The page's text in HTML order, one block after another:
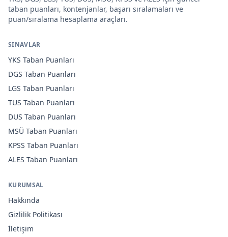
taban puanları, kontenjanlar, başarı sıralamaları ve
puan/sıralama hesaplama araçları.
SINAVLAR
YKS Taban Puanları
DGS Taban Puanları
LGS Taban Puanları
TUS Taban Puanları
DUS Taban Puanları
MSÜ Taban Puanları
KPSS Taban Puanları
ALES Taban Puanları
KURUMSAL
Hakkında
Gizlilik Politikası
İletişim